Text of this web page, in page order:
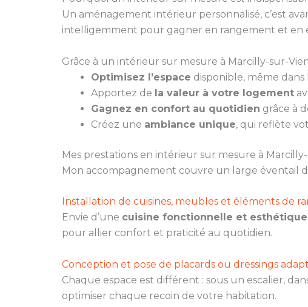
Un aménagement intérieur personnalisé, c’est
intelligemment pour gagner en rangement et en
Grâce à un intérieur sur mesure à Marcilly-sur-
Optimisez l’espace disponible, même dans
Apportez de la valeur à votre logement
Gagnez en confort au quotidien grâce à
Créez une ambiance unique, qui reflète
Mes prestations en intérieur sur mesure à
Mon accompagnement couvre un large éventail
Installation de cuisines, meubles et éléments de
Envie d’une cuisine fonctionnelle et esthétique
pour allier confort et praticité au quotidien.
Conception et pose de placards ou dressings
Chaque espace est différent : sous un escalier,
optimiser chaque recoin de votre habitation.